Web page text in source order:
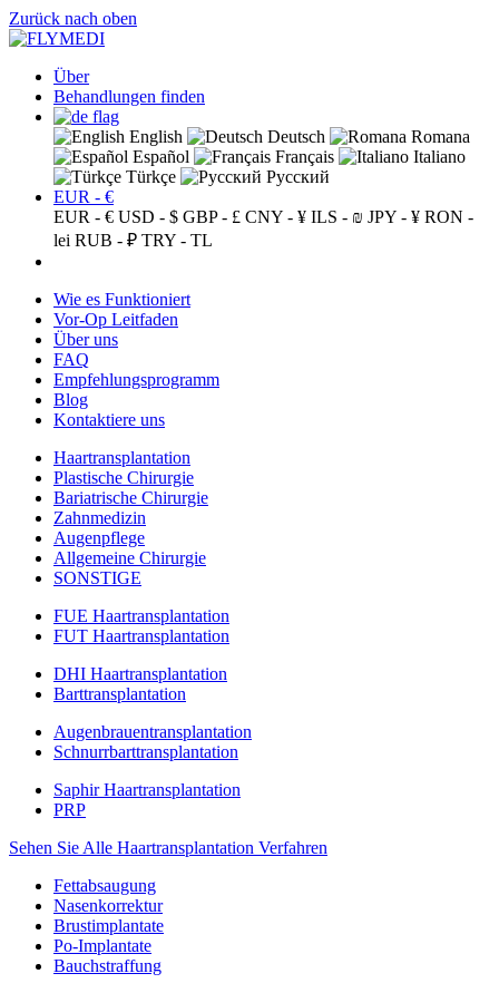
Zurück nach oben
Über
Behandlungen finden
English Deutsch
Romana
Español
Français
Italiano
Türkçe
Русский
EUR - €
EUR - € USD - $ GBP - £ CNY - ¥ ILS - ₪ JPY - ¥ RON -
lei RUB - ₽ TRY - TL
Wie es Funktioniert
Vor-Op Leitfaden
Über uns
FAQ
Empfehlungsprogramm
Blog
Kontaktiere uns
Haartransplantation
Plastische Chirurgie
Bariatrische Chirurgie
Zahnmedizin
Augenpflege
Allgemeine Chirurgie
SONSTIGE
FUE Haartransplantation
FUT Haartransplantation
DHI Haartransplantation
Barttransplantation
Augenbrauentransplantation
Schnurrbarttransplantation
Saphir Haartransplantation
PRP
Sehen Sie Alle Haartransplantation Verfahren
Fettabsaugung
Nasenkorrektur
Brustimplantate
Po-Implantate
Bauchstraffung